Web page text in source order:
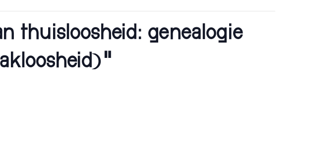
thuisloosheid: genealogie